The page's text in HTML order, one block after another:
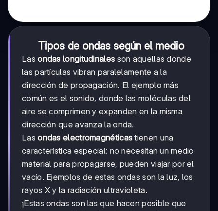
Tipos de ondas según el medio
Lasondas longitudinales son aquellas donde
las partículas vibran paralelamente a la
dirección de propagación. El ejemplo más
común es el sonido, donde las moléculas del
aire se comprimen y expanden en la misma
dirección que avanza la onda.
Lasondas electromagnéticas tienen una
característica especial: no necesitan un medio
material para propagarse, pueden viajar por el
vacío. Ejemplos de estas ondas son la luz, los
rayos X y la radiación ultravioleta.
¡Estas ondas son las que hacen posible que